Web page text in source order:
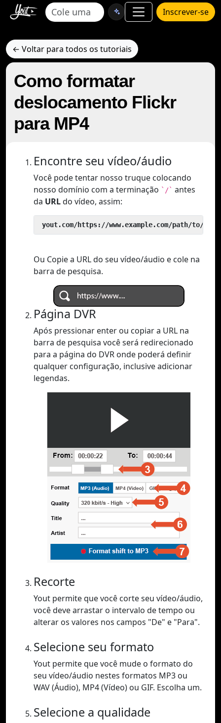
Inscrever-se
← Voltar para todos os tutoriais
Como formatar
deslocamento Flickr
para MP4
Encontre seu vídeo/áudio
Você pode tentar nosso truque colocando
nosso domínio com a terminação `/` antes
da URLdo vídeo, assim:
yout.com/https://www.example.com/path/to/
Ou Copie a URL do seu vídeo/áudio e cole na
barra de pesquisa.
Página DVR
Após pressionar enter ou copiar a URL na
barra de pesquisa você será redirecionado
para a página do DVR onde poderá definir
qualquer configuração, inclusive adicionar
legendas.
Recorte
Yout permite que você corte seu vídeo/áudio,
você deve arrastar o intervalo de tempo ou
alterar os valores nos campos "De" e "Para".
Selecione seu formato
Yout permite que você mude o formato do
seu vídeo/áudio nestes formatos MP3 ou
WAV (Áudio), MP4 (Vídeo) ou GIF. Escolha um.
Selecione a qualidade